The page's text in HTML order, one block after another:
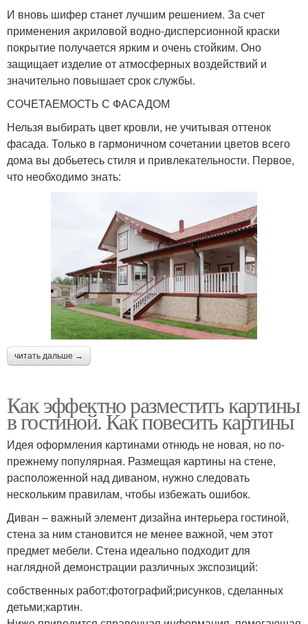
И вновь шифер станет лучшим решением. За счет
применения акриловой водно-дисперсионной краски
покрытие получается ярким и очень стойким. Оно
защищает изделие от атмосферных воздействий и
значительно повышает срок службы.
СОЧЕТАЕМОСТЬ С ФАСАДОМ
Нельзя выбирать цвет кровли, не учитывая оттенок
фасада. Только в гармоничном сочетании цветов всего
дома вы добьетесь стиля и привлекательности. Первое,
что необходимо знать:
читать дальше →
Как эффектно разместить картины
в гостиной. Как повесить картины
Идея оформления картинами отнюдь не новая, но по-
прежнему популярная. Размещая картины на стене,
расположенной над диваном, нужно следовать
нескольким правилам, чтобы избежать ошибок.
Диван – важный элемент дизайна интерьера гостиной,
стена за ним становится не менее важной, чем этот
предмет мебели. Стена идеально подходит для
наглядной демонстрации различных экспозиций:
собственных работ;фотографий;рисунков, сделанных
детьми;картин.